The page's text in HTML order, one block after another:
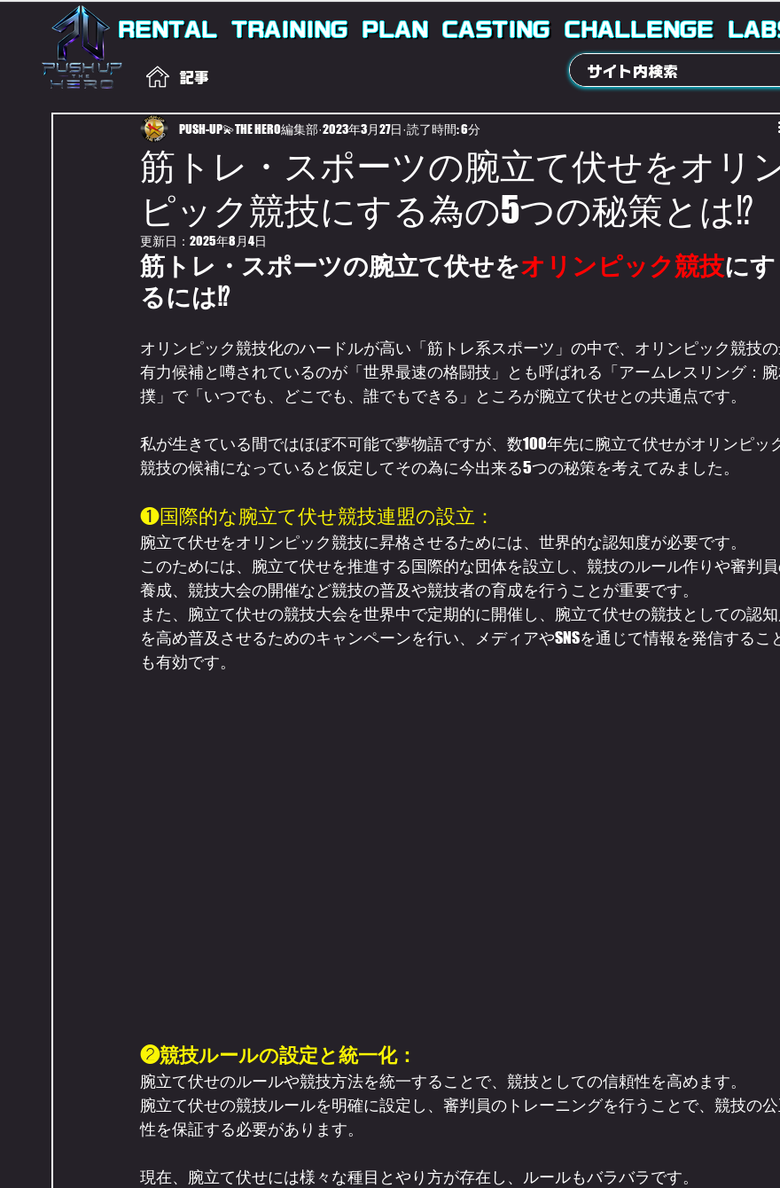
RENTAL TRAINING PLAN CASTING CHALLENGE
記事
筋トレ・スポーツの腕立て伏せをオリ
ピック競技にする為の5つの秘策とは⁉
PUSH-UP💫THE HERO編集部 2023年3月27日 読了時間: 6分
更新日： 2025年8月4日
筋トレ・スポーツの腕立て伏せをオリンピック競技にす
るには⁉
オリンピック競技化のハードルが高い「筋トレ系スポーツ」の中で、オリンピック競技
有力候補と噂されているのが「世界最速の格闘技」とも呼ばれる「アームレスリング：
撲」で「いつでも、どこでも、誰でもできる」ところが腕立て伏せとの共通点です。
私が生きている間ではほぼ不可能で夢物語ですが、数100年先に腕立て伏せがオリンピッ
競技の候補になっていると仮定してその為に今出来る5つの秘策を考えてみました。
❶国際的な腕立て伏せ競技連盟の設立：
腕立て伏せをオリンピック競技に昇格させるためには、世界的な認知度が必要です。
このためには、腕立て伏せを推進する国際的な団体を設立し、競技のルール作りや審判
養成、競技大会の開催など競技の普及や競技者の育成を行うことが重要です。
また、腕立て伏せの競技大会を世界中で定期的に開催し、腕立て伏せの競技としての認
を高め普及させるためのキャンペーンを行い、メディアやSNSを通じて情報を発信するこ
も有効です。
❷競技ルールの設定と統一化：
腕立て伏せのルールや競技方法を統一することで、競技としての信頼性を高めます。
腕立て伏せの競技ルールを明確に設定し、審判員のトレーニングを行うことで、競技の
性を保証する必要があります。
現在、腕立て伏せには様々な種目とやり方が存在し、ルールもバラバラです。